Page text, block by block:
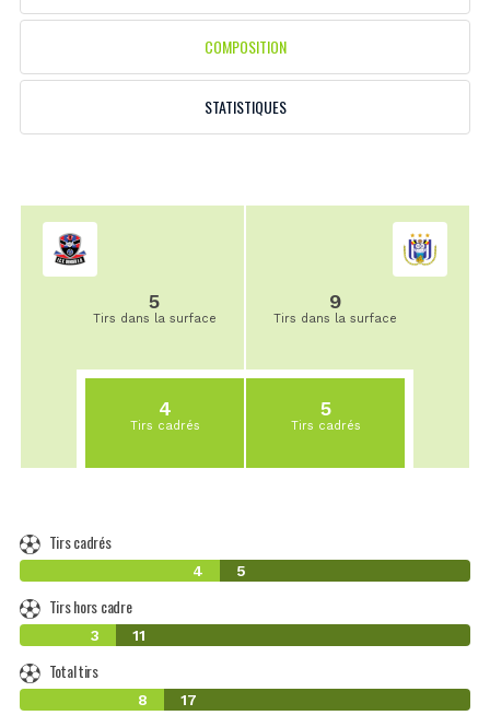
COMPOSITION
STATISTIQUES
5
Tirs dans la surface
4
Tirs cadrés
9
Tirs dans la surface
5
Tirs cadrés
Tirs cadrés
4 5
Tirs hors cadre
3 11
Total tirs
8 17